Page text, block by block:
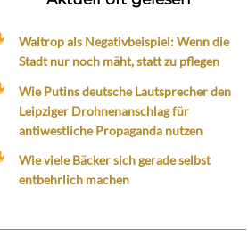
Waltrop als Negativbeispiel: Wenn die
Stadt nur noch mäht, statt zu pflegen
Wie Putins deutsche Lautsprecher den
Leipziger Drohnenanschlag für
antiwestliche Propaganda nutzen
Wie viele Bäcker sich gerade selbst
entbehrlich machen